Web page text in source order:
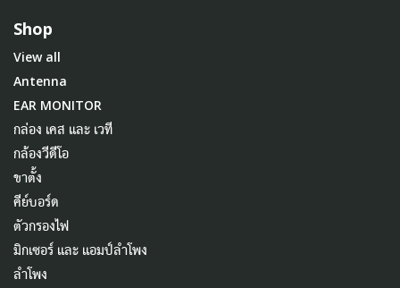
Shop
View all
Antenna
EAR MONITOR
กล่อง เคส และ เวที
กล้องวีดีโอ
ขาตั้ง
คีย์บอร์ด
ตัวกรองไฟ
มิกเซอร์ และ แอมป์ลำโพง
ลำโพง